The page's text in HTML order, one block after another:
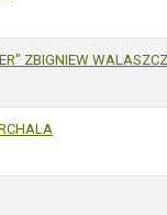
ZBIGNIEW